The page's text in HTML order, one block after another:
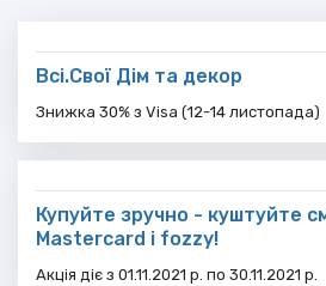
Всі.Свої Дім та декор
Знижка 30% з Visa (12-14 листопада)
Купуйте зручно - куштуйте
Mastercard і fozzy!
Акція діє з 01.11.2021 р. по 30.11.2021 р.